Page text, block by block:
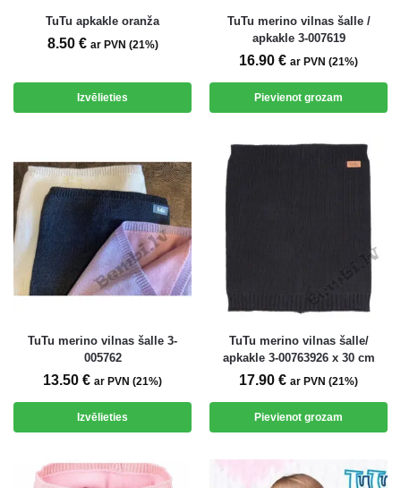
TuTu apkakle oranža
8.50 € ar PVN (21%)
Izvēlieties
TuTu merino vilnas šalle /
apkakle 3-007619
16.90 € ar PVN (21%)
Pievienot grozam
TuTu merino vilnas šalle 3-
005762
13.50 € ar PVN (21%)
Izvēlieties
TuTu merino vilnas šalle/
apkakle 3-00763926 x 30 cm
17.90 € ar PVN (21%)
Pievienot grozam